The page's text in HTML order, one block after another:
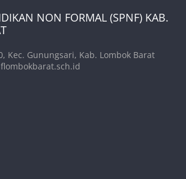
NON FORMAL (SPNF) KAB.
Kec. Gunungsari, Kab. Lombok Barat